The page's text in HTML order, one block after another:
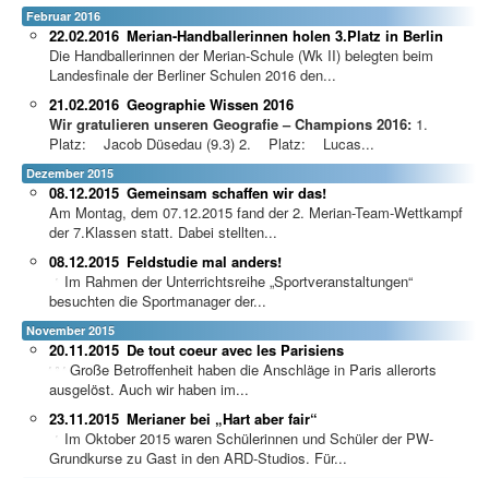
Februar 2016
Merian-Handballerinnen holen 3.Platz in Berlin
22.02.2016
Die Handballerinnen der Merian-Schule (Wk II) belegten beim
Landesfinale der Berliner Schulen 2016 den...
Geographie Wissen 2016
21.02.2016
Wir gratulieren unseren Geografie – Champions 2016: 1.
Platz: Jacob Düsedau (9.3) 2. Platz: Lucas...
Dezember 2015
Gemeinsam schaffen wir das!
08.12.2015
Am Montag, dem 07.12.2015 fand der 2. Merian-Team-Wettkampf
der 7.Klassen statt. Dabei stellten...
Feldstudie mal anders!
08.12.2015
Im Rahmen der Unterrichtsreihe „Sportveranstaltungen“
besuchten die Sportmanager der...
November 2015
De tout coeur avec les Parisiens
20.11.2015
Große Betroffenheit haben die Anschläge in Paris allerorts
ausgelöst. Auch wir haben im...
Merianer bei „Hart aber fair“
23.11.2015
Im Oktober 2015 waren Schülerinnen und Schüler der PW-
Grundkurse zu Gast in den ARD-Studios. Für...